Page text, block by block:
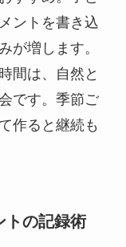
ントを書き込
が増します。
間は、自然と
です。季節ご
作ると継続も
トの記録術